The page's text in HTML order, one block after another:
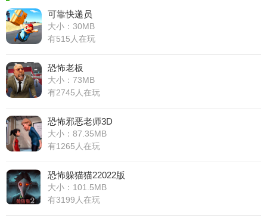
可靠快递员
大小：30MB
有515人在玩
恐怖老板
大小：73MB
有2745人在玩
恐怖邪恶老师3D
大小：87.35MB
有1265人在玩
恐怖躲猫猫22022版
大小：101.5MB
有3199人在玩